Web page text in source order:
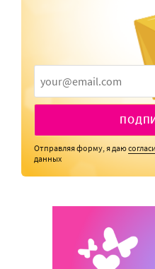
Отправляя форму, я даю
данных